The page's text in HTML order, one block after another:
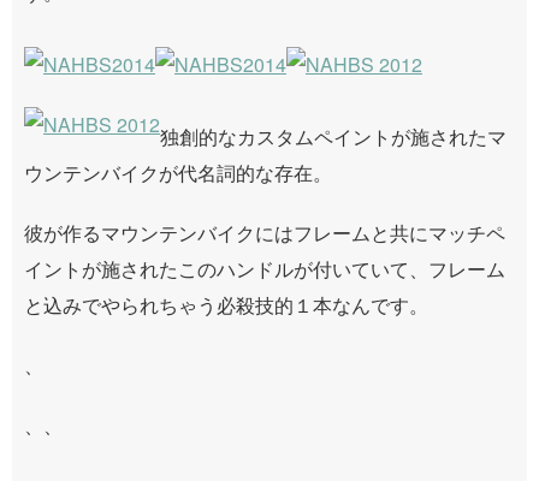
独創的なカスタムペイントが施されたマ
ウンテンバイクが代名詞的な存在。
彼が作るマウンテンバイクにはフレームと共にマッチペ
イントが施されたこのハンドルが付いていて、フレーム
と込みでやられちゃう必殺技的１本なんです。
、
、、